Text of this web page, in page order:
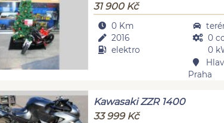
31 900 Kč
0 Km
2016
elektro
0
0
Praha
Kawasaki ZZR 1400
33 999 Kč